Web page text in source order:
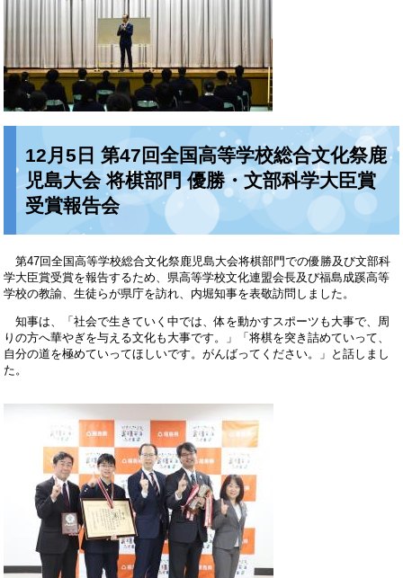
12月5日 第47回全国高等学校総合文化祭鹿
児島大会 将棋部門 優勝・文部科学大臣賞
受賞報告会
第47回全国高等学校総合文化祭鹿児島大会将棋部門での優勝及び文部科
学大臣賞受賞を報告するため、県高等学校文化連盟会長及び福島成蹊高等
学校の教諭、生徒らが県庁を訪れ、内堀知事を表敬訪問しました。
知事は、「社会で生きていく中では、体を動かすスポーツも大事で、周
りの方へ華やぎを与える文化も大事です。」「将棋を突き詰めていって、
自分の道を極めていってほしいです。がんばってください。」と話しまし
た。